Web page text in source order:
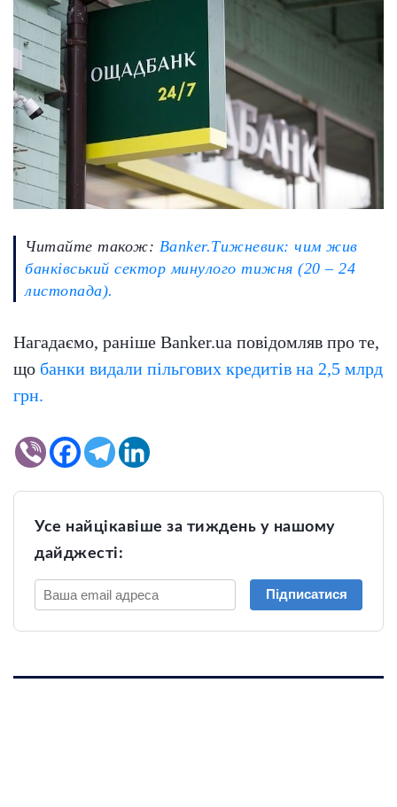
Читайте також: Banker.Тижневик: чим жив
банківський сектор минулого тижня (20 – 24
листопада).
Нагадаємо, раніше Banker.ua повідомляв про те,
що банки видали пільгових кредитів на 2,5 млрд
грн.
Усе найцікавіше за тиждень у нашому
дайджесті:
Підписатися